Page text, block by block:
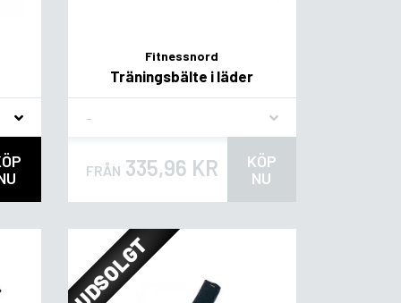
Fitnessnord
Träningsbälte i läder
FRÅN 335,96 KR
KÖP
NU
UDSOLGT